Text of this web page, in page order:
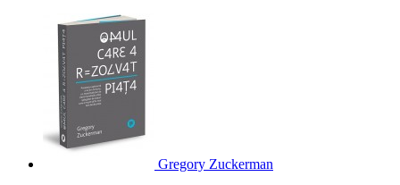
Gregory Zuckerman